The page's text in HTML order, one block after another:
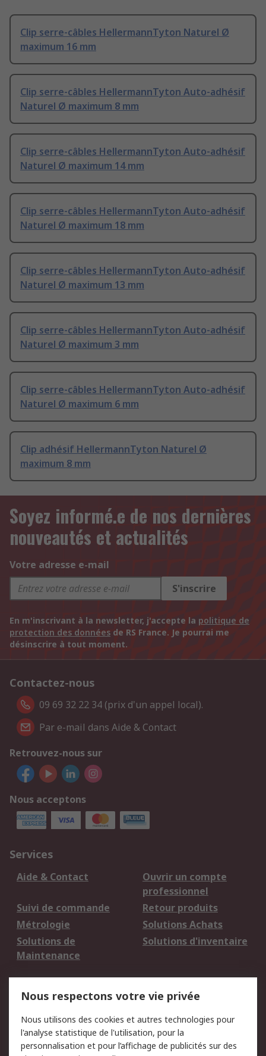
Clip serre-câbles HellermannTyton Naturel Ø
maximum 16 mm
Clip serre-câbles HellermannTyton Auto-adhésif
Naturel Ø maximum 8 mm
Clip serre-câbles HellermannTyton Auto-adhésif
Naturel Ø maximum 14 mm
Clip serre-câbles HellermannTyton Auto-adhésif
Naturel Ø maximum 18 mm
Clip serre-câbles HellermannTyton Auto-adhésif
Naturel Ø maximum 13 mm
Clip serre-câbles HellermannTyton Auto-adhésif
Naturel Ø maximum 3 mm
Clip serre-câbles HellermannTyton Auto-adhésif
Naturel Ø maximum 6 mm
Clip adhésif HellermannTyton Naturel Ø
maximum 8 mm
Soyez informé.e de nos dernières
nouveautés et actualités
Votre adresse e-mail
S'inscrire
En m'inscrivant à la newsletter, j'accepte la politique de
protection des données de RS France. Je pourrai me
désinscrire à tout moment.
Contactez-nous
09 69 32 22 34 (prix d'un appel local).
Par e-mail dans Aide & Contact
Retrouvez-nous sur
Nous acceptons
Services
Aide & Contact
Ouvrir un compte
professionnel
Suivi de commande
Retour produits
Métrologie
Solutions Achats
Solutions de
Maintenance
Solutions d'inventaire
du site
Politique de protection
des données - Mise à
Sécurité des E-mails
Nous respectons votre vie privée
Nous utilisons des cookies et autres technologies pour
l'analyse statistique de l'utilisation, pour la
personnalisation et pour l’affichage de publicités sur des